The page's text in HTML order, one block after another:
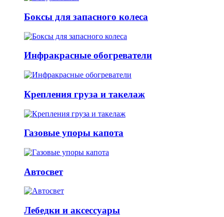
Боксы для запасного колеса
Инфракрасные обогреватели
Крепления груза и такелаж
Газовые упоры капота
Автосвет
Лебедки и аксессуары